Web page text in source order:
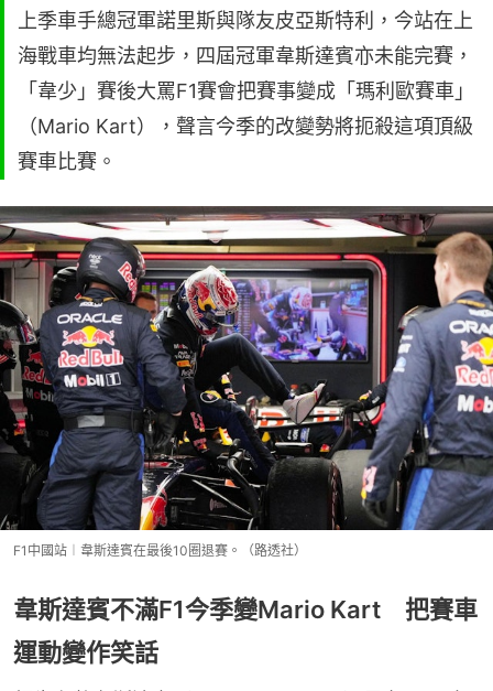
上季車手總冠軍諾里斯與隊友皮亞斯特利，今站在上
海戰車均無法起步，四屆冠軍韋斯達賓亦未能完賽，
「韋少」賽後大罵F1賽會把賽事變成「瑪利歐賽車」
（Mario Kart），聲言今季的改變勢將扼殺這項頂級
賽車比賽。
F1中國站︱韋斯達賓在最後10圈退賽。（路透社）
韋斯達賓不滿F1今季變Mario Kart 把賽車
運動變作笑話